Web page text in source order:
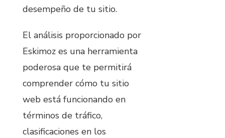
desempeño de tu sitio.
El análisis proporcionado por
Eskimoz es una herramienta
poderosa que te permitirá
comprender cómo tu sitio
web está funcionando en
términos de tráfico,
clasificaciones en los